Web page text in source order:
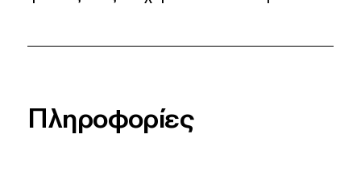
Πληροφορίες